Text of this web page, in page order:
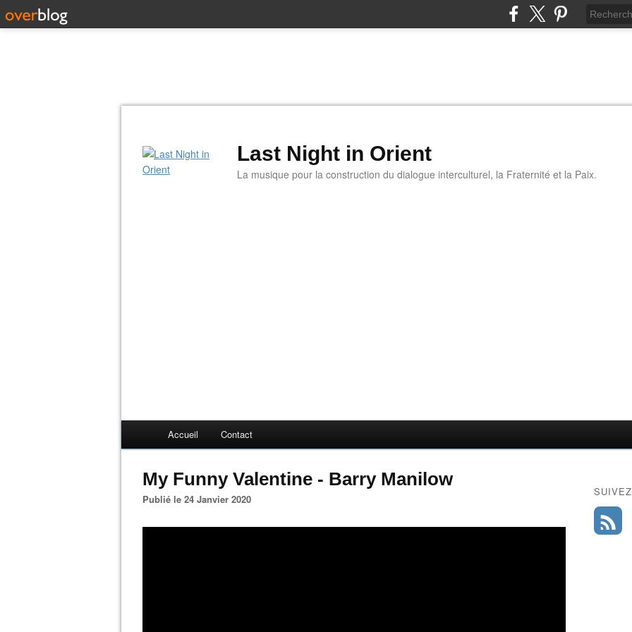
Last Night in Orient
La musique pour la construction du dialogue interculturel, la Fraternité et la Paix.
Accueil Contact
My Funny Valentine - Barry Manilow
Publié le 24 Janvier 2020